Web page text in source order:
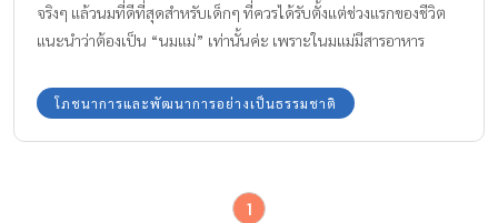
จริงๆ แล้วนมที่ดีที่สุดสำหรับเด็กๆ ที่ควรได้รับตั้งแต่ช่วงแรกของชีวิต
แนะนำว่าต้องเป็น “นมแม่” เท่านั้นค่ะ เพราะในมแม่มีสารอาหาร
เสริมให้ลูกดื่มนมชนิดอื่นต่อจากนมแม่ได้ เพื่อพัฒนาการที่ดีอย่างต่อ
เนื่องของลูกๆ ค่ะ
โภชนาการและพัฒนาการอย่างเป็นธรรมชาติ
1